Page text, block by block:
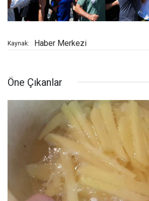
Kaynak: Haber Merkezi
Öne Çıkanlar